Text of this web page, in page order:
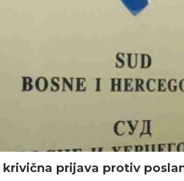
krivična prijava protiv